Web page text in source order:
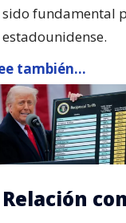
sido fundamental
estadounidense.
también...
Relación